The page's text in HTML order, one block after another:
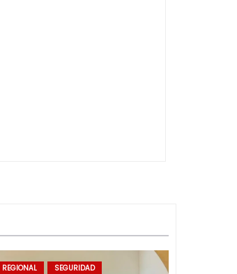
REGIONAL SEGURIDAD